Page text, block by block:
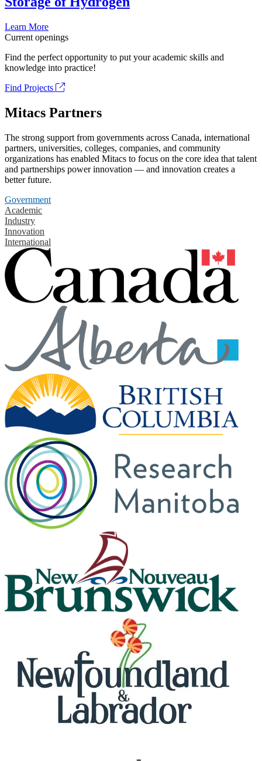
Learn More
Current openings
Find the perfect opportunity to put your academic skills and
knowledge into practice!
Find Projects
Mitacs Partners
The strong support from governments across Canada, international
partners, universities, colleges, companies, and community
organizations has enabled Mitacs to focus on the core idea that talent
and partnerships power innovation — and innovation creates a
better future.
Government
Academic
Industry
Innovation
International